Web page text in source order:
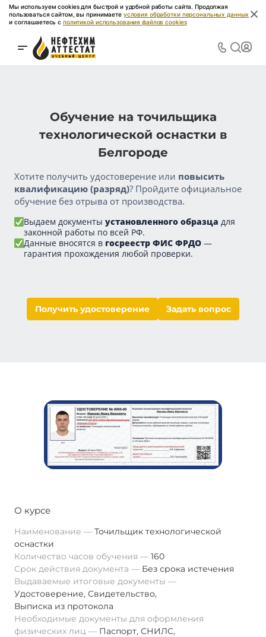
Мы используем cookies для быстрой и удобной работы сайта. Продолжая
пользоваться сайтом, вы принимаете условия обработки персональных данных
и соглашаетесь с политикой использования файлов cookies
Обучение на точильщика
технологической оснастки в
Белгороде
Хотите получить удостоверение или повысить
квалификацию (разряд)? Пройдите официальное
обучение без отрыва от производства.
Выдаем документы установленного образца для
законной работы по всей РФ.
Данные вносятся в госреестр ФИС ФРДО —
гарантия прохождения любой проверки.
Получить удостоверение Задать вопрос
О курсе
Наименование
Точильщик технологической
оснастки
Количество часов обучения
160
Срок действия документа
Без срока истечения
Выдаваемые итоговые документы
Удостоверение, Свидетельство,
Выписка из протокола
Необходимые документы для оформления
физических лиц
Паспорт, СНИЛС,